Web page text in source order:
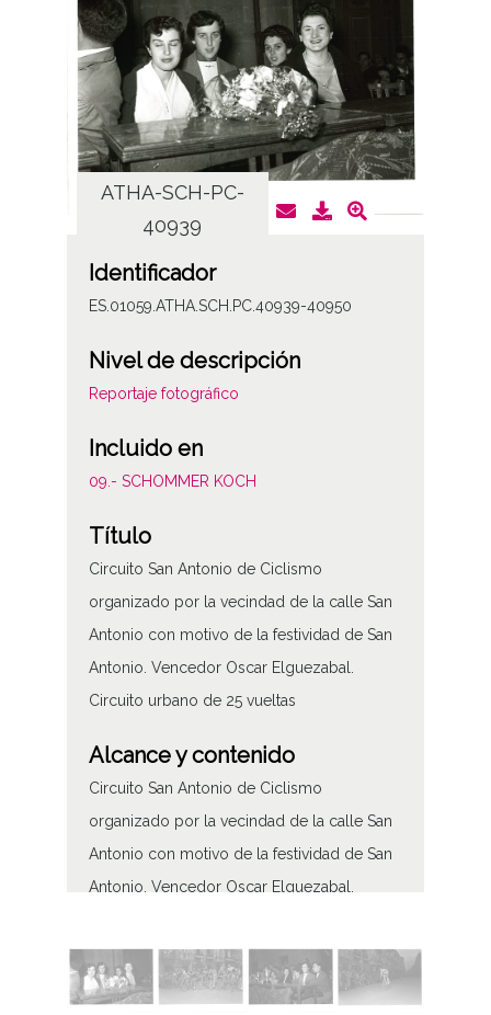
ATHA-SCH-PC-
40939
Identificador
ES.01059.ATHA.SCH.PC.40939-40950
Nivel de descripción
Reportaje fotográfico
Incluido en
09.- SCHOMMER KOCH
Título
Circuito San Antonio de Ciclismo
organizado por la vecindad de la calle San
Antonio con motivo de la festividad de San
Antonio. Vencedor Oscar Elguezabal.
Circuito urbano de 25 vueltas
Alcance y contenido
Circuito San Antonio de Ciclismo
organizado por la vecindad de la calle San
Antonio con motivo de la festividad de San
Antonio. Vencedor Oscar Elguezabal.
Tipo de contenido
Fotográfico